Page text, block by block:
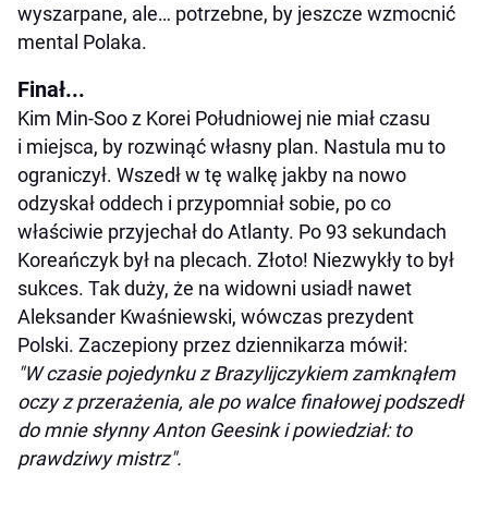
wyszarpane, ale… potrzebne, by jeszcze wzmocnić
mental Polaka.
Finał...
Kim Min-Soo z Korei Południowej nie miał czasu
i miejsca, by rozwinąć własny plan. Nastula mu to
ograniczył. Wszedł w tę walkę jakby na nowo
odzyskał oddech i przypomniał sobie, po co
właściwie przyjechał do Atlanty. Po 93 sekundach
Koreańczyk był na plecach. Złoto! Niezwykły to był
sukces. Tak duży, że na widowni usiadł nawet
Aleksander Kwaśniewski, wówczas prezydent
Polski. Zaczepiony przez dziennikarza mówił:
"W czasie pojedynku z Brazylijczykiem zamknąłem
oczy z przerażenia, ale po walce finałowej podszedł
do mnie słynny Anton Geesink i powiedział: to
prawdziwy mistrz".